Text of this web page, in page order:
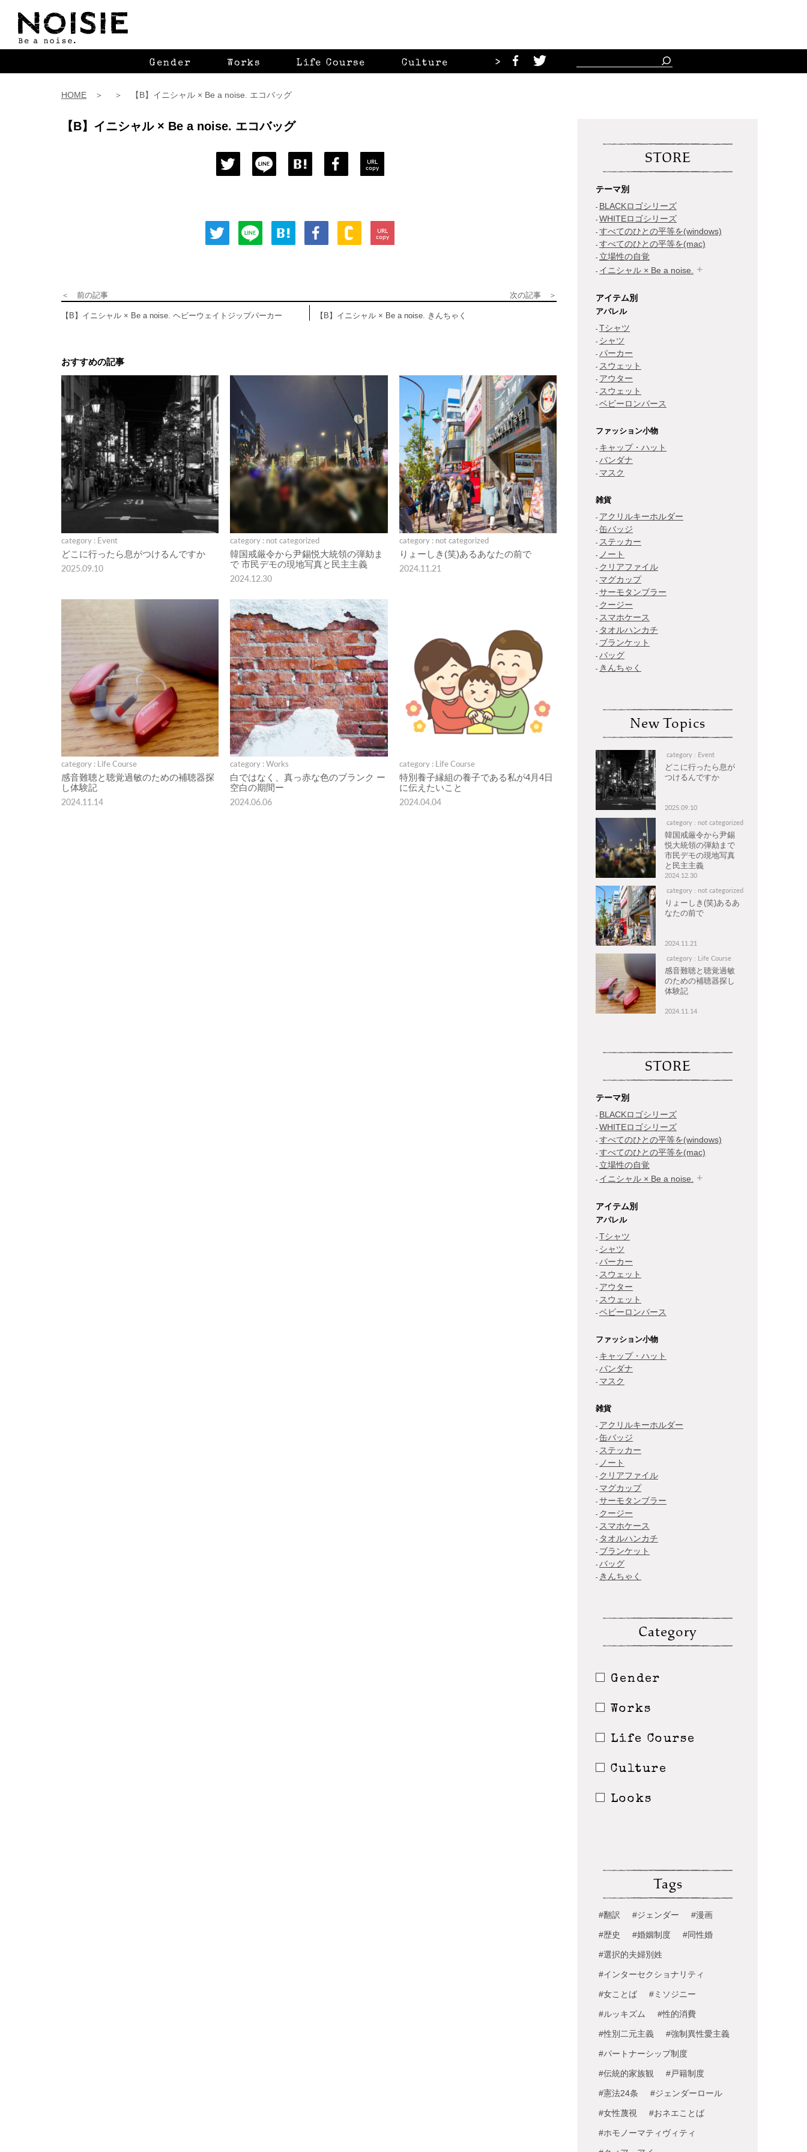
Gender Works Life Course Culture Looks
>
HOME ＞ ＞ 【B】イニシャル × Be a noise. エコバッグ
【B】イニシャル × Be a noise. エコバッグ
URL
copy
URL
copy
＜ 前の記事 次の記事 ＞
【B】イニシャル × Be a noise. ヘビーウェイトジップパーカー 【B】イニシャル × Be a noise. きんちゃく
おすすめの記事
category : Event
どこに行ったら息がつけるんですか
2025.09.10
category : not categorized
韓国戒厳令から尹錫悦大統領の弾劾ま
で 市民デモの現地写真と民主主義
2024.12.30
category : not categorized
りょーしき(笑)あるあなたの前で
2024.11.21
category : Life Course
感音難聴と聴覚過敏のための補聴器探
し体験記
2024.11.14
category : Works
白ではなく、真っ赤な色のブランク ー
空白の期間ー
2024.06.06
category : Life Course
特別養子縁組の養子である私が4月4日
に伝えたいこと
2024.04.04
STORE
テーマ別
BLACKロゴシリーズ
WHITEロゴシリーズ
すべてのひとの平等を(windows)
すべてのひとの平等を(mac)
立場性の自覚
イニシャル × Be a noise.
アイテム別
アパレル
Tシャツ
シャツ
パーカー
スウェット
アウター
スウェット
ベビーロンパース
ファッション小物
キャップ・ハット
バンダナ
マスク
雑貨
アクリルキーホルダー
缶バッジ
ステッカー
ノート
クリアファイル
マグカップ
サーモタンブラー
クージー
スマホケース
タオルハンカチ
ブランケット
バッグ
きんちゃく
New Topics
category : Event
どこに行ったら息が
つけるんですか
2025.09.10
category : not categorized
韓国戒厳令から尹錫
悦大統領の弾劾まで
市民デモの現地写真
と民主主義
2024.12.30
category : not categorized
りょーしき(笑)あるあ
なたの前で
2024.11.21
category : Life Course
感音難聴と聴覚過敏
のための補聴器探し
体験記
2024.11.14
STORE
テーマ別
BLACKロゴシリーズ
WHITEロゴシリーズ
すべてのひとの平等を(windows)
すべてのひとの平等を(mac)
立場性の自覚
イニシャル × Be a noise.
アイテム別
アパレル
Tシャツ
シャツ
パーカー
スウェット
アウター
スウェット
ベビーロンパース
ファッション小物
キャップ・ハット
バンダナ
マスク
雑貨
アクリルキーホルダー
缶バッジ
ステッカー
ノート
クリアファイル
マグカップ
サーモタンブラー
クージー
スマホケース
タオルハンカチ
ブランケット
バッグ
きんちゃく
Category
Gender
Works
Life Course
Culture
Looks
Tags
#翻訳 #ジェンダー #漫画
#歴史 #婚姻制度 #同性婚
#選択的夫婦別姓
#インターセクショナリティ
#女ことば #ミソジニー
#ルッキズム #性的消費
#性別二元主義 #強制異性愛主義
#パートナーシップ制度
#伝統的家族観 #戸籍制度
#憲法24条 #ジェンダーロール
#女性蔑視 #おネエことば
#ホモノーマティヴィティ